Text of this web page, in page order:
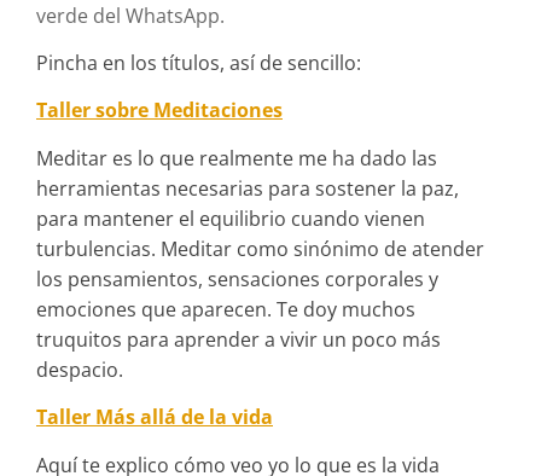
verde del WhatsApp.
Pincha en los títulos, así de sencillo:
Taller sobre Meditaciones
Meditar es lo que realmente me ha dado las
herramientas necesarias para sostener la paz,
para mantener el equilibrio cuando vienen
turbulencias. Meditar como sinónimo de atender
los pensamientos, sensaciones corporales y
emociones que aparecen. Te doy muchos
truquitos para aprender a vivir un poco más
despacio.
Taller Más allá de la vida
Aquí te explico cómo veo yo lo que es la vida